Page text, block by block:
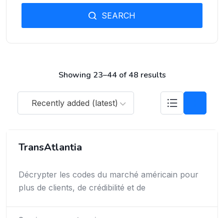
Showing 23–44 of 48 results
Recently added (latest)
TransAtlantia
Décrypter les codes du marché américain pour
plus de clients, de crédibilité et de
SEARCH